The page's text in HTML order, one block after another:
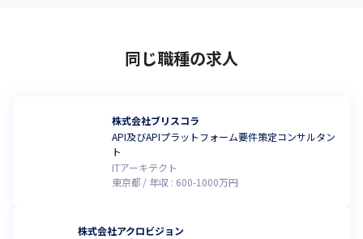
同じ職種の求人
株式会社ブリスコラ
API及びAPIプラットフォーム要件策定コンサルタン
ト
ITアーキテクト
東京都
年収 : 600-1000万円
株式会社アクロビジョン